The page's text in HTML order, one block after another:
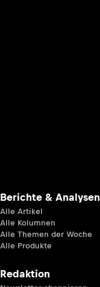
Berichte & Analysen
Alle Artikel
Alle Kolumnen
Alle Themen der Woche
Alle Produkte
Redaktion